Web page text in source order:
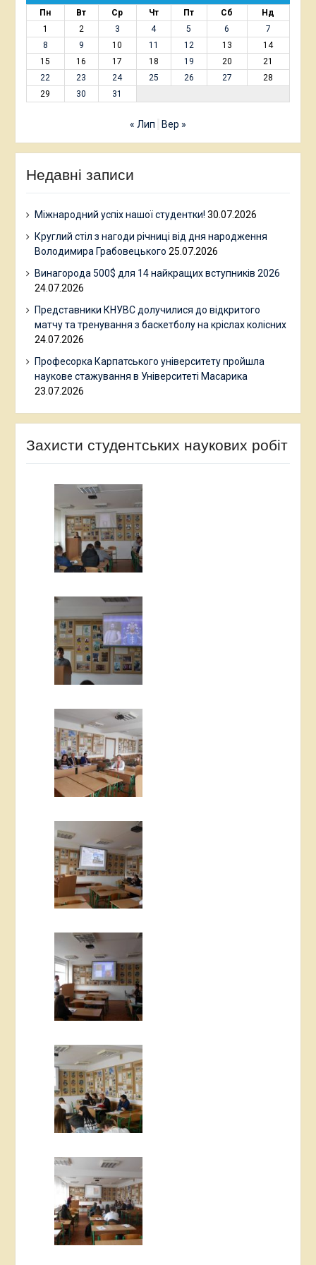
Пн Вт Ср Чт Пт Сб
Нд
1
2 3 4 5 6
7
8
9 10 11 12 13
14
15
16 17 18 19 20
21
22
23 24 25 26 27
28
29
30 31
« Лип Вер »
Недавні записи
Міжнародний успіх нашої студентки! 30.07.2026
Круглий стіл з нагоди річниці від дня народження
Володимира Грабовецького 25.07.2026
Винагорода 500$ для 14 найкращих вступників 2026
24.07.2026
Представники КНУВС долучилися до відкритого
матчу та тренування з баскетболу на кріслах колісних
24.07.2026
Професорка Карпатського університету пройшла
наукове стажування в Університеті Масарика
23.07.2026
Захисти студентських наукових робіт